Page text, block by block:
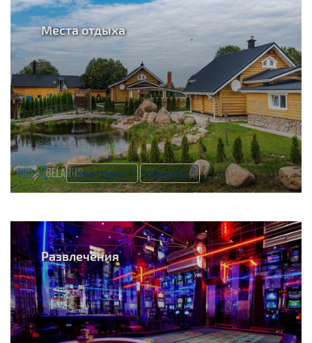
Места отдыха
Санатории 2 Усадьбы2
Развлечения